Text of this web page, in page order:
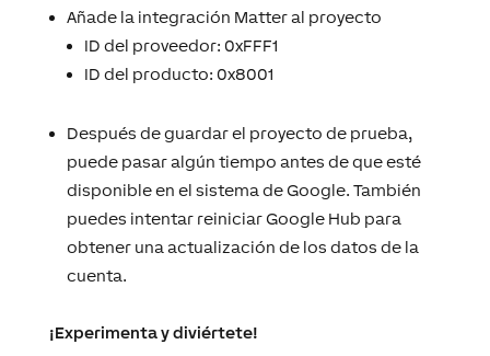
Añade la integración Matter al proyecto
ID del proveedor: 0xFFF1
ID del producto: 0x8001
Después de guardar el proyecto de prueba,
puede pasar algún tiempo antes de que esté
disponible en el sistema de Google. También
puedes intentar reiniciar Google Hub para
obtener una actualización de los datos de la
cuenta.
¡Experimenta y diviértete!